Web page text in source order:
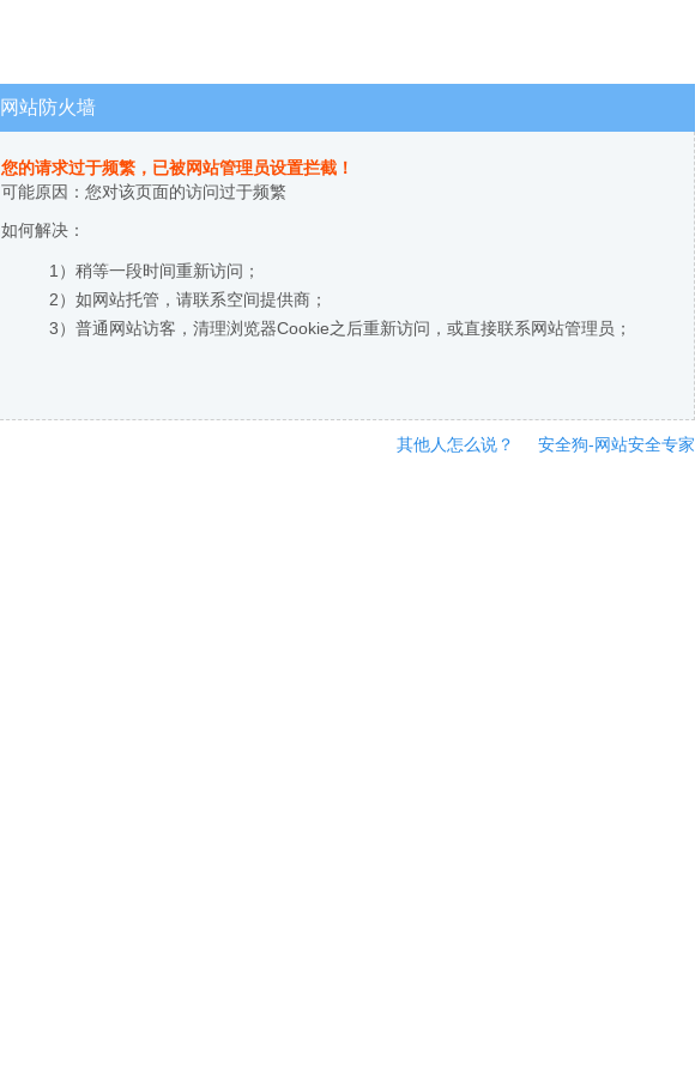
网站防火墙
您的请求过于频繁，已被网站管理员设置拦截！
可能原因：您对该页面的访问过于频繁
如何解决：
1）稍等一段时间重新访问；
2）如网站托管，请联系空间提供商；
3）普通网站访客，清理浏览器Cookie之后重新访问，或直接联系网站管理员；
其他人怎么说？ 安全狗-网站安全专家